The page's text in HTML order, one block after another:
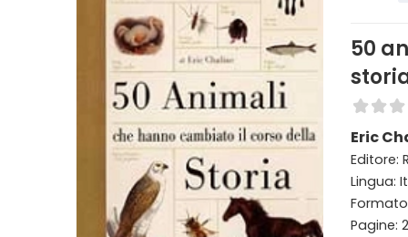
50
Eric
Editore:
Lingua:
Pagine: